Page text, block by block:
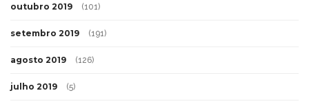
outubro 2019 (101)
setembro 2019 (191)
agosto 2019 (126)
julho 2019 (5)